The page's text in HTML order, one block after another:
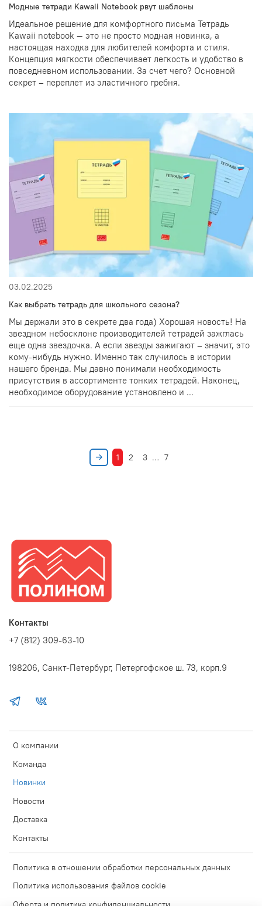
Модные тетради Kawaii Notebook рвут шаблоны
Идеальное решение для комфортного письма Тетрадь
Kawaii notebook — это не просто модная новинка, а
настоящая находка для любителей комфорта и стиля.
Концепция мягкости обеспечивает легкость и удобство в
повседневном использовании. За счет чего? Основной
секрет – переплет из эластичного гребня.
03.02.2025
Как выбрать тетрадь для школьного сезона?
Мы держали это в секрете два года) Хорошая новость! На
звездном небосклоне производителей тетрадей зажглась
еще одна звездочка. А если звезды зажигают – значит, это
кому-нибудь нужно. Именно так случилось в истории
нашего бренда. Мы давно понимали необходимость
присутствия в ассортименте тонких тетрадей. Наконец,
необходимое оборудование установлено и ...
1 2 3 … 7
О компании
Команда
Новинки
Новости
Доставка
Контакты
Политика в отношении обработки персональных данных
Политика использования файлов cookie
Контакты
+7 (812) 309-63-10
198206, Санкт-Петербург, Петергофское ш. 73, корп.9